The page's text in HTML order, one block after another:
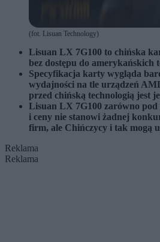
(fot. Lisuan Technology)
Lisuan LX 7G100 to chińska
bez dostępu do amerykańskich
Specyfikacja karty wygląda
wydajności na tle urządzeń
przed chińską technologią jest
Lisuan LX 7G100 zarówno
i ceny nie stanowi żadnej
firm, ale Chińczycy i tak mogą
Reklama
Reklama